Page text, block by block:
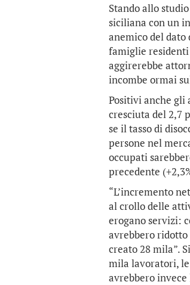
Stando allo
siciliana con un
anemico del
famiglie
aggirerebbe
incombe ormai
Positivi anche gli
cresciuta del 2,7
se il tasso di
persone nel
occupati
precedente
“L’incremento
al crollo delle
erogano servizi:
avrebbero
creato 28 mila”.
mila lavoratori,
avrebbero